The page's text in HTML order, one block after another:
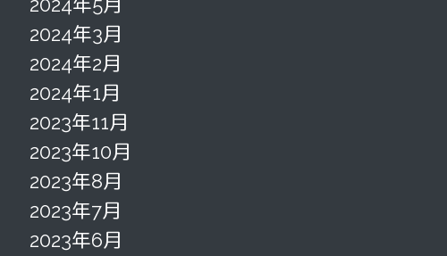
2024年3月
2024年2月
2024年1月
2023年11月
2023年10月
2023年8月
2023年7月
2023年6月